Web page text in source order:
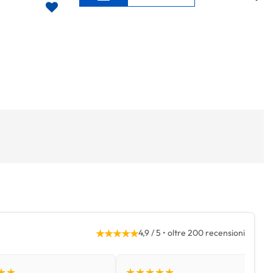
★★★★★4,9 / 5 • oltre 200 recensioni